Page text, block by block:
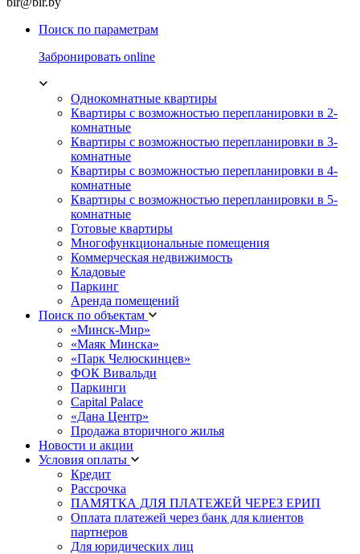
Поиск по параметрам
Забронировать online
Однокомнатные квартиры
Квартиры с возможностью перепланировки в 2-
комнатные
Квартиры с возможностью перепланировки в 3-
комнатные
Квартиры с возможностью перепланировки в 4-
комнатные
Квартиры с возможностью перепланировки в 5-
комнатные
Готовые квартиры
Многофункциональные помещения
Коммерческая недвижимость
Кладовые
Паркинг
Аренда помещений
Поиск по объектам
«Минск-Мир»
«Маяк Минска»
«Парк Челюскинцев»
ФОК Вивальди
Паркинги
Capital Palace
«Дана Центр»
Продажа вторичного жилья
Новости и акции
Условия оплаты
Кредит
Рассрочка
ПАМЯТКА ДЛЯ ПЛАТЕЖЕЙ ЧЕРЕЗ ЕРИП
Оплата платежей через банк для клиентов
партнеров
Для юридических лиц